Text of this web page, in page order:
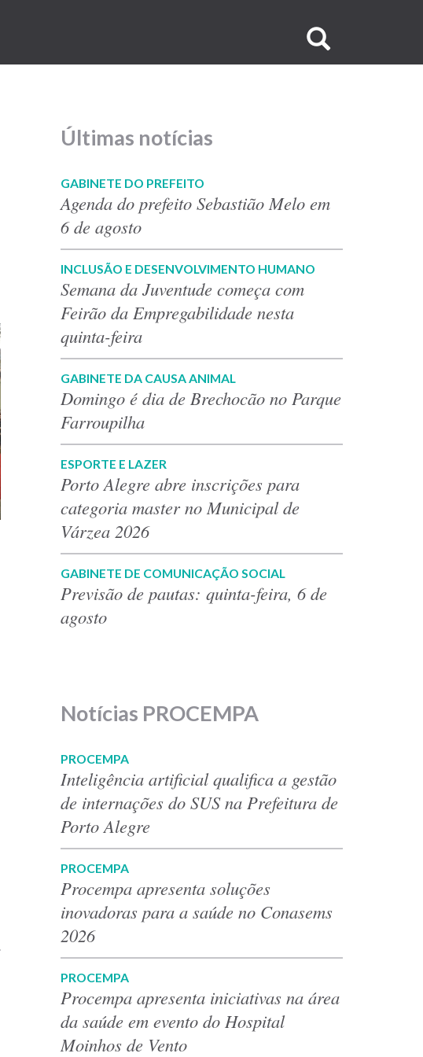
no
Últimas notícias
GABINETE DO PREFEITO
Agenda do prefeito Sebastião Melo em
6 de agosto
INCLUSÃO E DESENVOLVIMENTO HUMANO
Semana da Juventude começa com
Feirão da Empregabilidade nesta
quinta-feira
GABINETE DA CAUSA ANIMAL
Domingo é dia de Brechocão no Parque
Farroupilha
ESPORTE E LAZER
Porto Alegre abre inscrições para
categoria master no Municipal de
Várzea 2026
GABINETE DE COMUNICAÇÃO SOCIAL
Previsão de pautas: quinta-feira, 6 de
agosto
Notícias PROCEMPA
PROCEMPA
Inteligência artificial qualifica a gestão
de internações do SUS na Prefeitura de
Porto Alegre
PROCEMPA
Procempa apresenta soluções
inovadoras para a saúde no Conasems
2026
PROCEMPA
Procempa apresenta iniciativas na área
da saúde em evento do Hospital
Moinhos de Vento